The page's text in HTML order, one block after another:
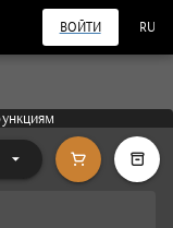
ВОЙТИ RU
arrow_drop_down